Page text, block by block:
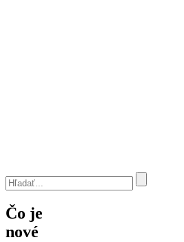
Čo je
nové